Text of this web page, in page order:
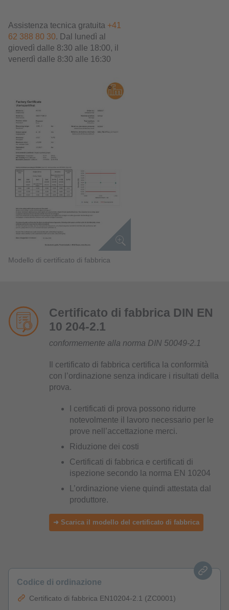
Assistenza tecnica gratuita +41
62 388 80 30. Dal lunedì al
giovedì dalle 8:30 alle 18:00, il
venerdì dalle 8:30 alle 16:30
Modello di certificato di fabbrica
Certificato di fabbrica DIN EN
10 204-2.1
conformemente alla norma DIN 50049-2.1
Il certificato di fabbrica certifica la conformità
con l’ordinazione senza indicare i risultati della
prova.
I certificati di prova possono ridurre
notevolmente il lavoro necessario per le
prove nell’accettazione merci.
Riduzione dei costi
Certificati di fabbrica e certificati di
ispezione secondo la norma EN 10204
L’ordinazione viene quindi attestata dal
produttore.
➜ Scarica il modello del certificato di fabbrica
Codice di ordinazione
Certificato di fabbrica EN10204-2.1 (ZC0001)